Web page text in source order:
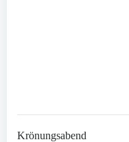
Krönungsabend